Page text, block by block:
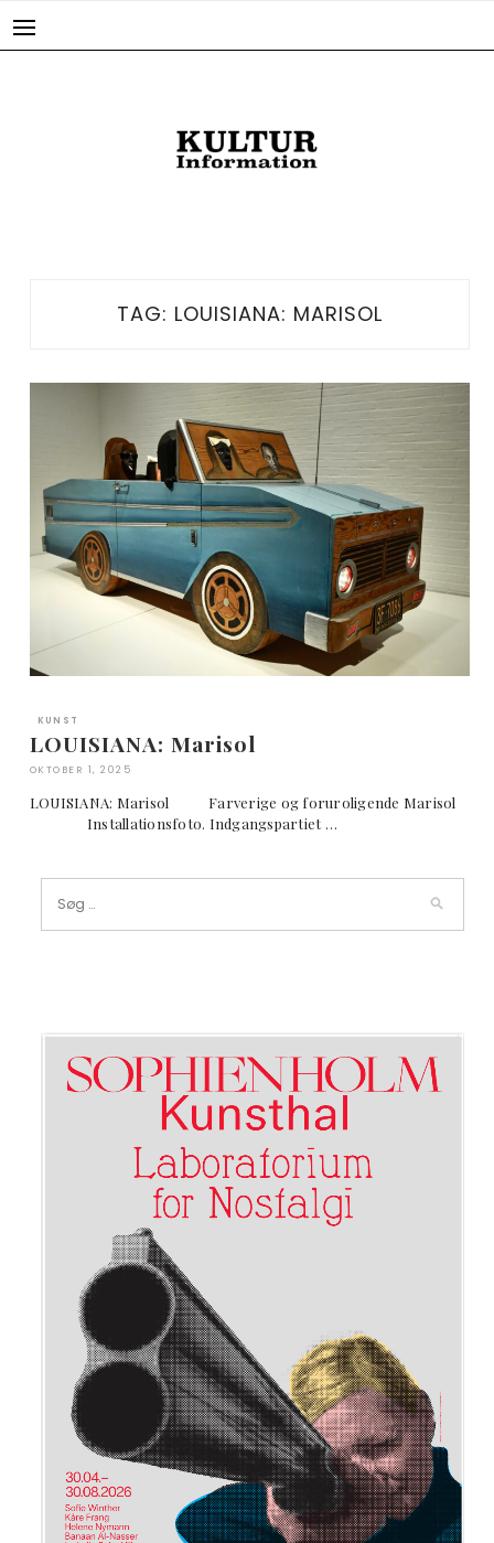
TAG: LOUISIANA: MARISOL
KUNST
LOUISIANA: Marisol
OKTOBER 1, 2025
LOUISIANA: Marisol Farverige og foruroligende Marisol
Installationsfoto. Indgangspartiet …